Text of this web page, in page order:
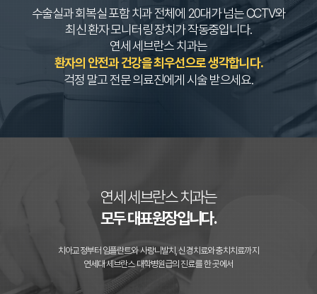
수술실과 회복실 포함 치과 전체에 20대가 넘는 CCTV와
최신 환자 모니터링 장치가 작동중입니다.
연세 세브란스 치과는
환자의 안전과 건강을 최우선으로 생각합니다.
걱정 말고 전문 의료진에게 시술 받으세요.
연세 세브란스 치과는
모두 대표원장입니다.
치아교정부터 임플란트와 사랑니발치, 신경치료와 충치치료까지
연세대 세브란스 대학병원급의 진료를 한 곳에서